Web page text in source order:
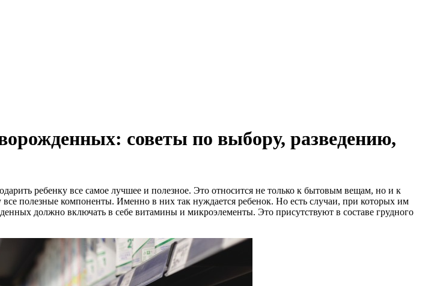
советы по выбору, разведению,
ребенку все самое лучшее и полезное. Это относится не только к бытовым вещам, но и к
полезные компоненты. Именно в них так нуждается ребенок. Но есть случаи, при которых им
должно включать в себе витамины и микроэлементы. Это присутствуют в составе грудного